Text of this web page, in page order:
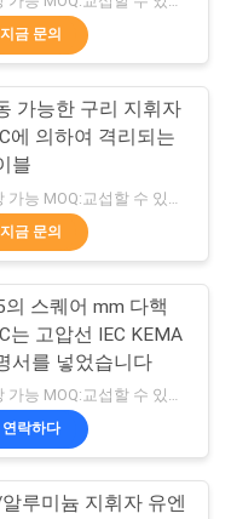
203
이어
197
지금 문의
가능한 구리 지휘자
에 의하여 격리되는
블
지금 문의
의 스퀘어 mm 다핵
는 고압선 IEC KEMA
서를 넣었습니다
협상 가능 MOQ:교섭할 수 있습니다
연락하다
루미늄 지휘자 유엔